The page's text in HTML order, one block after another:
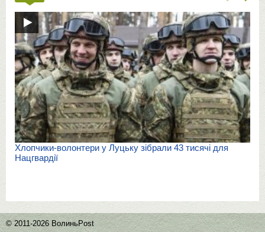
Хлопчики-волонтери у Луцьку зібрали 43 тисячі для
Нацгвардії
© 2011-2026 ВолиньPost